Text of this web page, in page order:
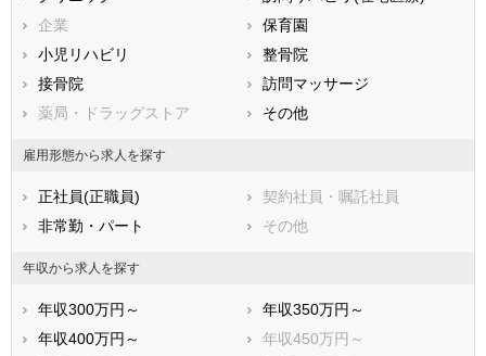
兵庫県
鳥取県
広島県
徳島県
香川県
愛媛県
鹿児島県
企業
保育園
小児リハビリ
整骨院
接骨院
訪問マッサージ
薬局・ドラッグストア
その他
雇用形態から求人を探す
正社員(正職員)
契約社員・嘱託社員
非常勤・パート
その他
年収から求人を探す
年収300万円～
年収350万円～
年収400万円～
年収450万円～